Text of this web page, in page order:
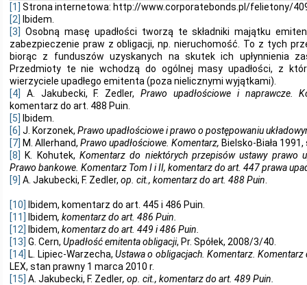
[1] Strona internetowa: http://www.corporatebonds.pl/felietony/
[2]
Ibidem.
[3] Osobną masę upadłości tworzą te składniki majątku
zabezpieczenie praw z obligacji, np. nieruchomość. To z tych
biorąc z funduszów uzyskanych na skutek ich upłynnienia
Przedmioty te nie wchodzą do ogólnej masy upadłości, z
wierzyciele upadłego emitenta (poza nielicznymi wyjątkami).
[4]
A. Jakubecki, F. Zedler, Prawo upadłościowe i naprawcze.
komentarz do art. 488 Puin.
[5]
Ibidem.
[6] J. Korzonek, Prawo upadłościowe i prawo o postępowaniu
[7] M. Allerhand, Prawo upadłościowe. Komentarz, Bielsko-Biała 1991,
[8]
K. Kohutek, Komentarz do niektórych przepisów ustawy prawo
Prawo bankowe. Komentarz Tom I i II, komentarz do art. 447 prawa
[9] A. Jakubecki, F. Zedler, op. cit., komentarz do art. 488 Puin
[10]
Ibidem, komentarz do art. 445 i 486 Puin.
[11]
Ibidem, komentarz do art. 486 Puin.
[12]
Ibidem, komentarz do art. 449 i 486 Puin.
[13] G. Cern, Upadłość emitenta obligacji, Pr. Spółek, 2008/3/40.
[14] L. Lipiec-Warzecha, Ustawa o obligacjach. Komentarz.
LEX, stan prawny 1 marca 2010 r.
[15] A. Jakubecki, F. Zedler, op. cit., komentarz do art. 489 Puin.